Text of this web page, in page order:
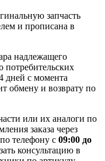
запчасть
и прописана в
надлежащего
потребительских
дней с момента
обмену и возврату по
или их аналоги по
заказа через
телефону с 09:00 до
консультацию в